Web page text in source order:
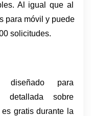
Al igual que al
para móvil y puede
solicitudes.
diseñado para
detallada sobre
es gratis durante la